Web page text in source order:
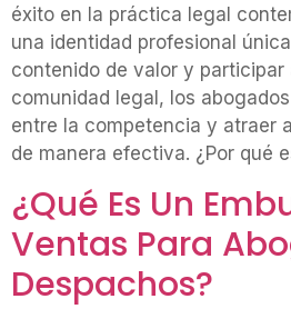
éxito en la práctica legal
una identidad profesional
contenido de valor y
comunidad legal, los
entre la competencia y atraer
de manera efectiva. ¿Por qué
¿Qué Es Un
Ventas Para
Despachos?